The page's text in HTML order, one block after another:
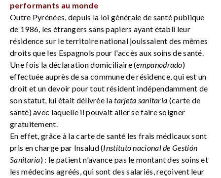
performants au monde
Outre Pyrénées, depuis la loi générale de santé publique
de 1986, les étrangers sans papiers ayant établi leur
résidence sur le territoire national jouissaient des mêmes
droits que les Espagnols pour l'accès aux soins de santé.
Une fois la déclaration domiciliaire (empanodrado)
effectuée auprès de sa commune de résidence, qui est un
droit et un devoir pour tout résident indépendamment de
son statut, lui était délivrée latarjeta sanitaria (carte de
santé) avec laquelle il pouvait aller se faire soigner
gratuitement.
En effet, grâce à la carte de santé les frais médicaux sont
pris en charge par Insalud (Instituto nacional de Gestión
Sanitaria) : le patient n'avance pas le montant des soins et
les médecins agréés, qui sont des salariés, reçoivent leur